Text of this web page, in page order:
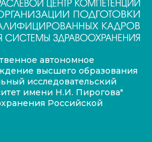
автономное
высшего образования
исследовательский
имени Н.И. Пирогова"
Российской